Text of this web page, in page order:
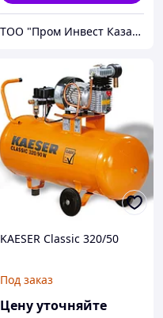
ТОО "Пром Инвест Казахстан"
KAESER Classic 320/50
Под заказ
Цену уточняйте